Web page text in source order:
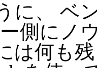
に、 ベ
側にノ
は何も